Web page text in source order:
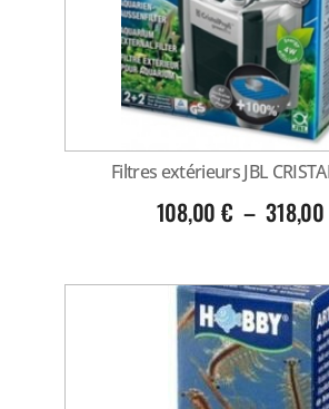
Filtres extérieurs JBL
108,00 € – 318,00